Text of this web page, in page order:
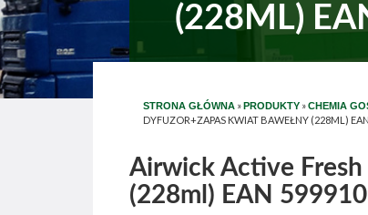
(228ML)
STRONA GŁÓWNA »PRODUKTY »CHEMIA
DYFUZOR+ZAPAS KWIAT BAWEŁNY (228ML)
Airwick Active Fresh
(228ml) EAN